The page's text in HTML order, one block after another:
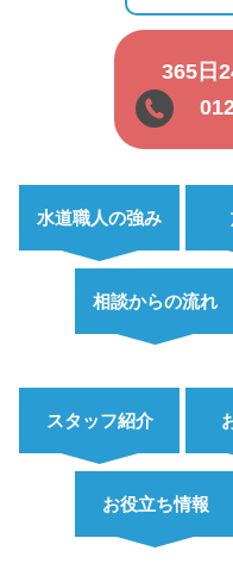
365日
水道職人の強み
相談からの流れ
スタッフ紹介
お役立ち情報